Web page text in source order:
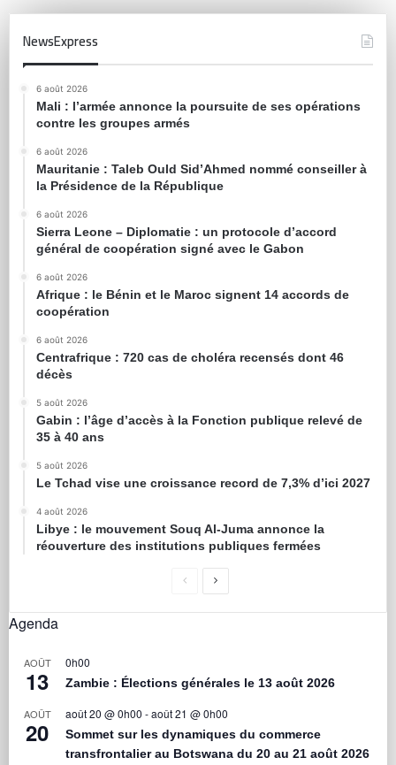
NewsExpress
6 août 2026
Mali : l’armée annonce la poursuite de ses opérations
contre les groupes armés
6 août 2026
Mauritanie : Taleb Ould Sid’Ahmed nommé conseiller à
la Présidence de la République
6 août 2026
Sierra Leone – Diplomatie : un protocole d’accord
général de coopération signé avec le Gabon
6 août 2026
Afrique : le Bénin et le Maroc signent 14 accords de
coopération
6 août 2026
Centrafrique : 720 cas de choléra recensés dont 46
décès
5 août 2026
Gabin : l’âge d’accès à la Fonction publique relevé de
35 à 40 ans
5 août 2026
Le Tchad vise une croissance record de 7,3% d’ici 2027
4 août 2026
Libye : le mouvement Souq Al-Juma annonce la
réouverture des institutions publiques fermées
Agenda
AOÛT
13
0h00
Zambie : Élections générales le 13 août 2026
AOÛT
20
août 20 @ 0h00 -août 21 @ 0h00
Sommet sur les dynamiques du commerce
transfrontalier au Botswana du 20 au 21 août 2026